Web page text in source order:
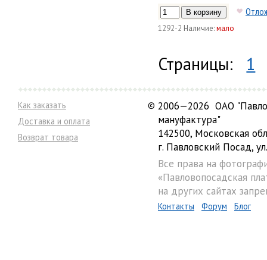
1292-2 Наличие:мало
Страницы: 1
Как заказать
Доставка и оплата
Возврат товара
© 2006—2026 ОАО
мануфактура"
142500, Московская
г. Павловский Посад,
Все права на
«Павловопосадская
на других сайтах
Контакты Форум Блог